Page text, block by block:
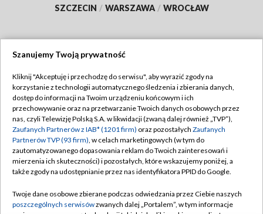
SZCZECIN / WARSZAWA / WROCŁAW
TVP
Abonament TVP
Emisja w TVP
Centrum informacji TVP
Naziemna Telewizja Cyfrowa
Rada Programowa
Regulamin TVP
Polityka prywatności
Moje zgody
Pomoc
Kontakt
Szanujemy Twoją prywatność
Kliknij "Akceptuję i przechodzę do serwisu", aby wyrazić zgody na
korzystanie z technologii automatycznego śledzenia i zbierania danych,
dostęp do informacji na Twoim urządzeniu końcowym i ich
przechowywanie oraz na przetwarzanie Twoich danych osobowych przez
nas, czyli Telewizję Polską S.A. w likwidacji (zwaną dalej również „TVP”),
Zaufanych Partnerów z IAB* (1201 firm) oraz pozostałych Zaufanych
Partnerów TVP (93 firm), w celach marketingowych (w tym do
zautomatyzowanego dopasowania reklam do Twoich zainteresowań i
mierzenia ich skuteczności) i pozostałych, które wskazujemy poniżej, a
także zgody na udostępnianie przez nas identyfikatora PPID do Google.
Twoje dane osobowe zbierane podczas odwiedzania przez Ciebie naszych
poszczególnych serwisówzwanych dalej „Portalem”, w tym informacje